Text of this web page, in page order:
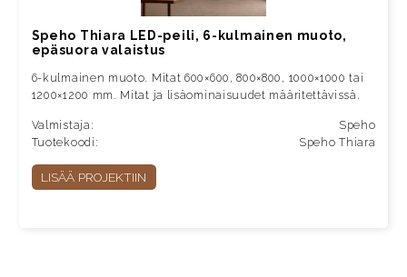
Speho Thiara LED-peili, 6-kulmainen muoto,
epäsuora valaistus
6-kulmainen muoto. Mitat 600×600, 800×800, 1000×1000 tai
1200×1200 mm. Mitat ja lisäominaisuudet määritettävissä.
Valmistaja:
Speho
Tuotekoodi:
Speho Thiara
LISÄÄ PROJEKTIIN